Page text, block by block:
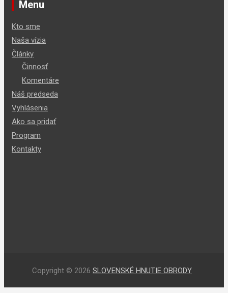
Menu
Kto sme
Naša vízia
Články
Činnosť
Komentáre
Náš predseda
Vyhlásenia
Ako sa pridať
Program
Kontakty
Copyright © 2026 SLOVENSKÉ HNUTIE OBRODY